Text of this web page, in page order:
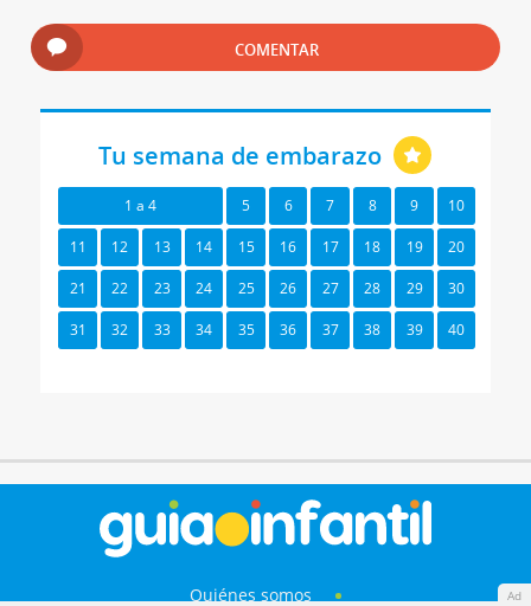
COMENTAR
Tu semana de embarazo
1 a 4 5 6 7 8 9 10
11 12 13 14 15 16 17 18 19 20
21 22 23 24 25 26 27 28 29 30
31 32 33 34 35 36 37 38 39 40
Ad
Quiénes somos